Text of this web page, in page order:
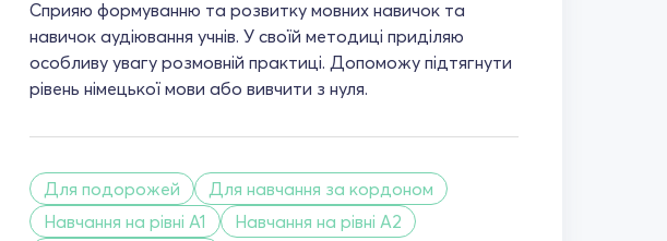
Сприяю формуванню та розвитку мовних навичок та
навичок аудіювання учнів. У своїй методиці приділяю
особливу увагу розмовній практиці. Допоможу підтягнути
рівень німецької мови або вивчити з нуля.
Для подорожей
Для навчання за кордоном
Навчання на рівні A1
Навчання на рівні A2